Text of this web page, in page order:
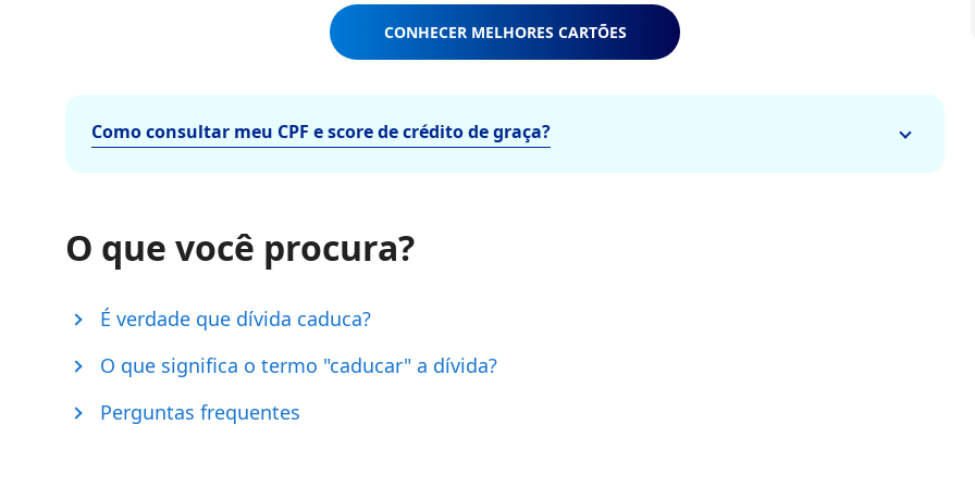
CONHECER MELHORES CARTÕES
Como consultar meu CPF e score de crédito de graça?
O que você procura?
É verdade que dívida caduca?
O que significa o termo "caducar" a dívida?
Perguntas frequentes